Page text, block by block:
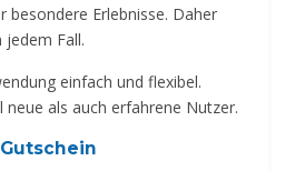
besondere Erlebnisse. Daher
Fall.
einfach und flexibel.
als auch erfahrene Nutzer.